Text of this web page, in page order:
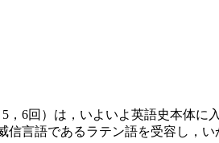
6回）は，いよいよ英語史本体に
言語であるラテン語を受容し，